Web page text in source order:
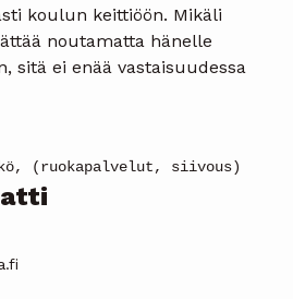
koulun keittiöön. Mikäli
noutamatta hänelle
sitä ei enää vastaisuudessa
(ruokapalvelut, siivous)